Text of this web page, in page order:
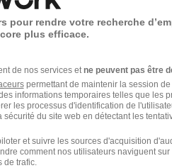
492,22 - 1 823,03 € / mois
92 Alternance 492,22 - 1
pour rendre votre recherche
plus efficace.
de nos services et ne peuvent pas être
permettant de maintenir la session
informations temporaires telles que les
les processus d'identification de
du site web en détectant les
et suivre les sources d'acquisition
comment nos utilisateurs naviguent sur
trafic.